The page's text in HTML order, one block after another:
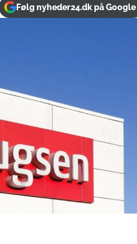
Følg nyheder24.dk på Google